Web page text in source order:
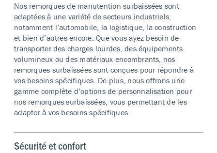
Nos remorques de manutention surbaissées sont
adaptées à une variété de secteurs industriels,
notamment l’automobile, la logistique, la construction
et bien d’autres encore. Que vous ayez besoin de
transporter des charges lourdes, des équipements
volumineux ou des matériaux encombrants, nos
remorques surbaissées sont conçues pour répondre à
vos besoins spécifiques. De plus, nous offrons une
gamme complète d’options de personnalisation pour
nos remorques surbaissées, vous permettant de les
adapter à vos besoins spécifiques.
Sécurité et confort